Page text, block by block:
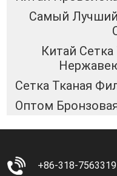
Самый
Китай
Сетка Тканая
Оптом
+86-318-7563319